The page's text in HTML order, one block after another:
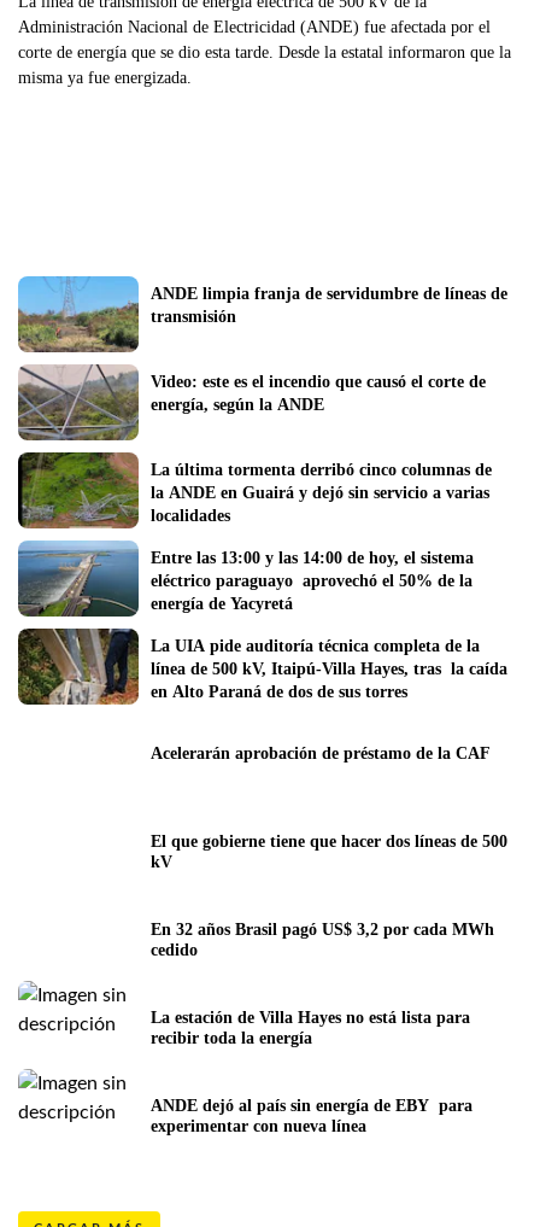
Administración Nacional de Electricidad (ANDE) fue afectada por el
corte de energía que se dio esta tarde. Desde la estatal informaron que la
misma ya fue energizada.
ANDE limpia franja de servidumbre de líneas de
transmisión
Video: este es el incendio que causó el corte de
energía, según la ANDE
La última tormenta derribó cinco columnas de
la ANDE en Guairá y dejó sin servicio a varias
localidades
Entre las 13:00 y las 14:00 de hoy, el sistema
eléctrico paraguayo  aprovechó el 50% de la
energía de Yacyretá
La UIA pide auditoría técnica completa de la
línea de 500 kV, Itaipú-Villa Hayes, tras  la caída
Acelerarán aprobación de préstamo de la CAF
El que gobierne tiene que hacer dos líneas de 500
kV
En 32 años Brasil pagó US$ 3,2 por cada MWh
cedido
La estación de Villa Hayes no está lista para
recibir toda la energía
ANDE dejó al país sin energía de EBY  para
experimentar con nueva línea